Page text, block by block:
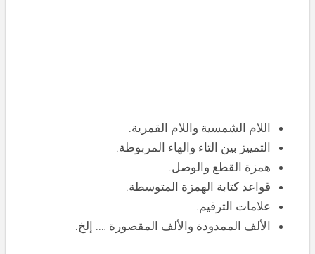
اللام الشمسية واللام القمرية.
التمييز بين التاء والهاء المربوطة.
همزة القطع والوصل.
قواعد كتابة الهمزة المتوسطة.
علامات الترقيم.
الألف الممدودة والألف المقصورة …. إلخ.